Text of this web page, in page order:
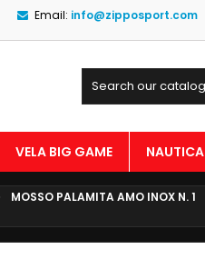
Email: info@zipposport.com
VELA BIG GAME NAUTICA
MOSSO PALAMITA AMO INOX N. 1